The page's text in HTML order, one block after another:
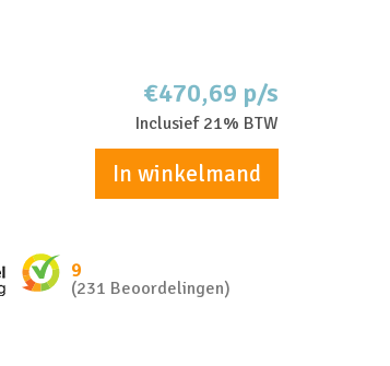
€470,69 p/s
Inclusief 21% BTW
In winkelmand
Thuiswinkel waarborg
9
(231 Beoordelingen)